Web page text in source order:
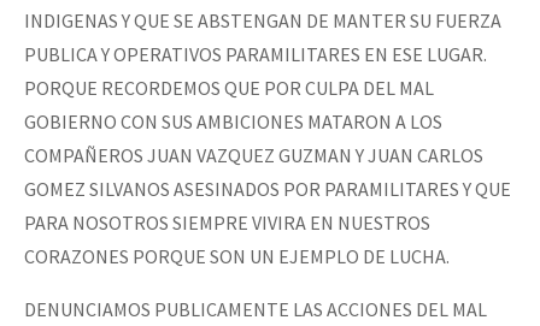
INDIGENAS Y QUE SE ABSTENGAN DE MANTER SU FUERZA
PUBLICA Y OPERATIVOS PARAMILITARES EN ESE LUGAR.
PORQUE RECORDEMOS QUE POR CULPA DEL MAL
GOBIERNO CON SUS AMBICIONES MATARON A LOS
COMPAÑEROS JUAN VAZQUEZ GUZMAN Y JUAN CARLOS
GOMEZ SILVANOS ASESINADOS POR PARAMILITARES Y QUE
PARA NOSOTROS SIEMPRE VIVIRA EN NUESTROS
CORAZONES PORQUE SON UN EJEMPLO DE LUCHA.
DENUNCIAMOS PUBLICAMENTE LAS ACCIONES DEL MAL